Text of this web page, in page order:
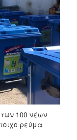
των 100 νέων
ρεύμα